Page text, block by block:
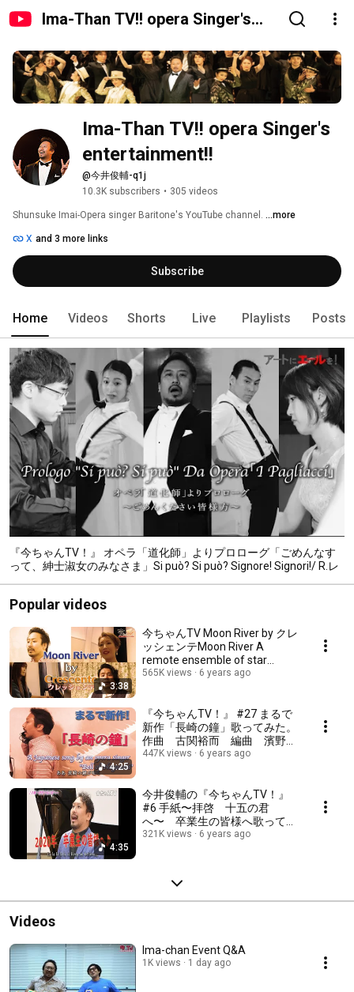
Ima-Than TV!! opera Singer's
Ima-Than TV!! opera Singer's
entertainment!!
@今井俊輔-q1j
10.3K subscribers • 305 videos
Shunsuke Imai-Opera singer Baritone's YouTube channel. ...more
X and 3 more links
Subscribe
Home Videos Shorts Live Playlists Posts
『今ちゃんTV！』 オペラ「道化師」よりプロローグ「ごめんなす
って、紳士淑女のみなさま」Si può? Si può? Signore! Signori!/ R.レ
Popular videos
3:38
今ちゃんTV Moon River by クレ
ッシェンテMoon River A
remote ensemble of star
teams by top Japanese opera
565K views 6 years ago
4:25
『今ちゃんTV！』 #27 まるで
新作「長崎の鐘」歌ってみた。
作曲 古関裕而 編曲 濱野基
行
447K views 6 years ago
4:35
今井俊輔の『今ちゃんTV！』
#6 手紙〜拝啓 十五の君
へ〜 卒業生の皆様へ歌ってみ
た！
321K views 6 years ago
Videos
Ima-chan Event Q&A
1K views 1 day ago